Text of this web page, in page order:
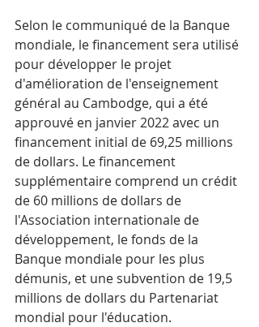
Selon le communiqué de la Banque
mondiale, le financement sera utilisé
pour développer le projet
d'amélioration de l'enseignement
général au Cambodge, qui a été
approuvé en janvier 2022 avec un
financement initial de 69,25 millions
de dollars. Le financement
supplémentaire comprend un crédit
de 60 millions de dollars de
l'Association internationale de
développement, le fonds de la
Banque mondiale pour les plus
démunis, et une subvention de 19,5
millions de dollars du Partenariat
mondial pour l'éducation.